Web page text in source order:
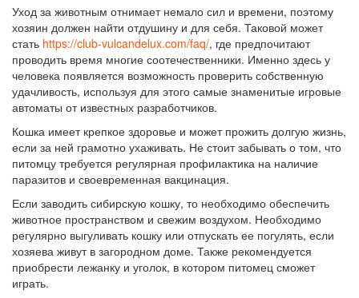
Уход за животным отнимает немало сил и времени, поэтому
хозяин должен найти отдушину и для себя. Таковой может
стать https://club-vulcandelux.com/faq/, где предпочитают
проводить время многие соотечественники. Именно здесь у
человека появляется возможность проверить собственную
удачливость, используя для этого самые знаменитые игровые
автоматы от известных разработчиков.
Кошка имеет крепкое здоровье и может прожить долгую жизнь,
если за ней грамотно ухаживать. Не стоит забывать о том, что
питомцу требуется регулярная профилактика на наличие
паразитов и своевременная вакцинация.
Если заводить сибирскую кошку, то необходимо обеспечить
животное пространством и свежим воздухом. Необходимо
регулярно выгуливать кошку или отпускать ее погулять, если
хозяева живут в загородном доме. Также рекомендуется
приобрести лежанку и уголок, в котором питомец сможет
играть.